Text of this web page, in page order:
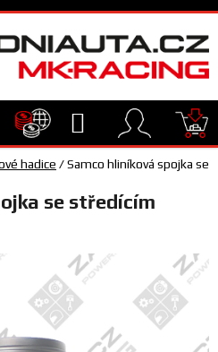
Hledat
hadice /Samco hliníková spojka se
se středícím